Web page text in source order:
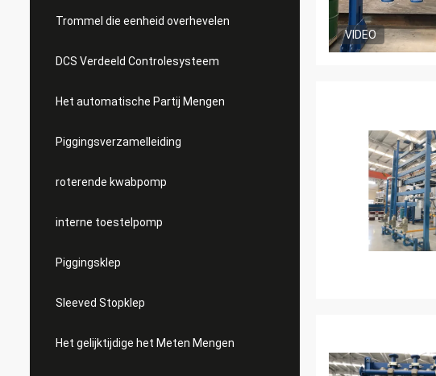
Trommel die eenheid overhevelen
DCS Verdeeld Controlesysteem
Het automatische Partij Mengen
Piggingsverzamelleiding
roterende kwabpomp
interne toestelpomp
Piggingsklep
Sleeved Stopklep
Het gelijktijdige het Meten Mengen
VIDEO